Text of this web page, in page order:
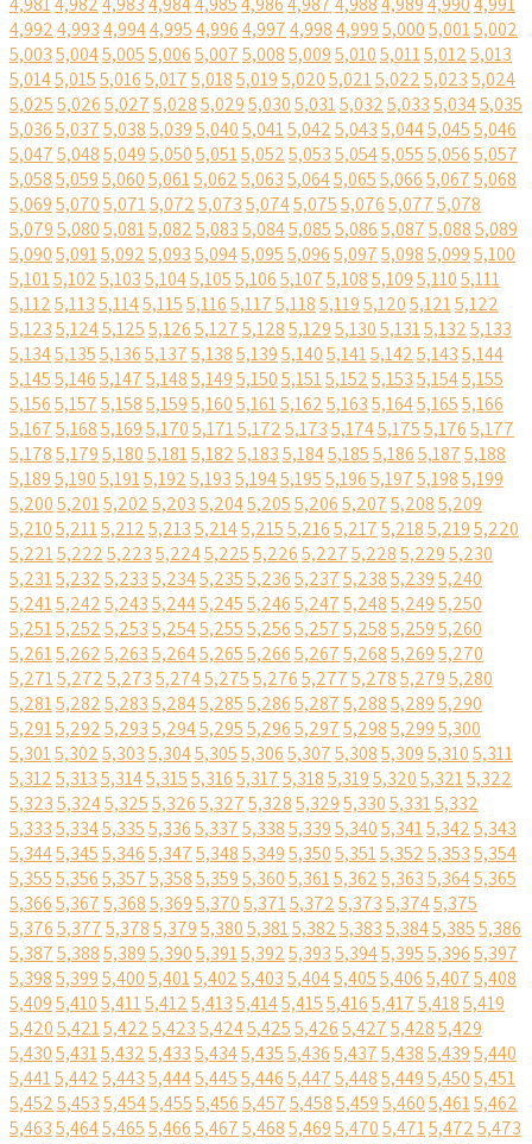
4,9924,9934,9944,9954,9964,9974,9984,9995,0005,0015,002
5,0035,0045,0055,0065,0075,0085,0095,0105,0115,0125,013
5,0145,0155,0165,0175,0185,0195,0205,0215,0225,0235,024
5,0255,0265,0275,0285,0295,0305,0315,0325,0335,0345,035
5,0365,0375,0385,0395,0405,0415,0425,0435,0445,0455,046
5,0475,0485,0495,0505,0515,0525,0535,0545,0555,0565,057
5,0585,0595,0605,0615,0625,0635,0645,0655,0665,0675,068
5,0695,0705,0715,0725,0735,0745,0755,0765,0775,078
5,0795,0805,0815,0825,0835,0845,0855,0865,0875,0885,089
5,0905,0915,0925,0935,0945,0955,0965,0975,0985,0995,100
5,1015,1025,1035,1045,1055,1065,1075,1085,1095,1105,111
5,1125,1135,1145,1155,1165,1175,1185,1195,1205,1215,122
5,1235,1245,1255,1265,1275,1285,1295,1305,1315,1325,133
5,1345,1355,1365,1375,1385,1395,1405,1415,1425,1435,144
5,1455,1465,1475,1485,1495,1505,1515,1525,1535,1545,155
5,1565,1575,1585,1595,1605,1615,1625,1635,1645,1655,166
5,1675,1685,1695,1705,1715,1725,1735,1745,1755,1765,177
5,1785,1795,1805,1815,1825,1835,1845,1855,1865,1875,188
5,1895,1905,1915,1925,1935,1945,1955,1965,1975,1985,199
5,2005,2015,2025,2035,2045,2055,2065,2075,2085,209
5,2105,2115,2125,2135,2145,2155,2165,2175,2185,2195,220
5,2215,2225,2235,2245,2255,2265,2275,2285,2295,230
5,2315,2325,2335,2345,2355,2365,2375,2385,2395,240
5,2415,2425,2435,2445,2455,2465,2475,2485,2495,250
5,2515,2525,2535,2545,2555,2565,2575,2585,2595,260
5,2615,2625,2635,2645,2655,2665,2675,2685,2695,270
5,2715,2725,2735,2745,2755,2765,2775,2785,2795,280
5,2815,2825,2835,2845,2855,2865,2875,2885,2895,290
5,2915,2925,2935,2945,2955,2965,2975,2985,2995,300
5,3015,3025,3035,3045,3055,3065,3075,3085,3095,3105,311
5,3125,3135,3145,3155,3165,3175,3185,3195,3205,3215,322
5,3235,3245,3255,3265,3275,3285,3295,3305,3315,332
5,3335,3345,3355,3365,3375,3385,3395,3405,3415,3425,343
5,3445,3455,3465,3475,3485,3495,3505,3515,3525,3535,354
5,3555,3565,3575,3585,3595,3605,3615,3625,3635,3645,365
5,3665,3675,3685,3695,3705,3715,3725,3735,3745,375
5,3765,3775,3785,3795,3805,3815,3825,3835,3845,3855,386
5,3875,3885,3895,3905,3915,3925,3935,3945,3955,3965,397
5,3985,3995,4005,4015,4025,4035,4045,4055,4065,4075,408
5,4095,4105,4115,4125,4135,4145,4155,4165,4175,4185,419
5,4205,4215,4225,4235,4245,4255,4265,4275,4285,429
5,4305,4315,4325,4335,4345,4355,4365,4375,4385,4395,440
5,4415,4425,4435,4445,4455,4465,4475,4485,4495,4505,451
5,4525,4535,4545,4555,4565,4575,4585,4595,4605,4615,462
5,4635,4645,4655,4665,4675,4685,4695,4705,4715,4725,473